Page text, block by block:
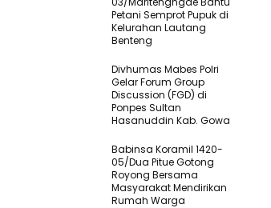
Petani Semprot Pupuk di
Kelurahan Lautang
Benteng
Divhumas Mabes Polri
Gelar Forum Group
Discussion (FGD) di
Ponpes Sultan
Hasanuddin Kab. Gowa
Babinsa Koramil 1420-
05/Dua Pitue Gotong
Royong Bersama
Masyarakat Mendirikan
Rumah Warga